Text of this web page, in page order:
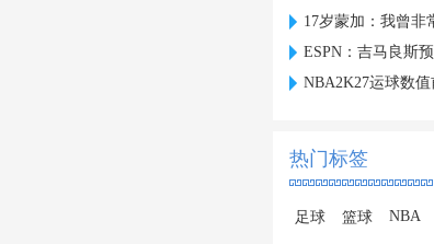
17岁蒙加：我曾非常
ESPN：吉马良斯预
NBA2K27运球数值前
热门标签
足球 篮球 NBA